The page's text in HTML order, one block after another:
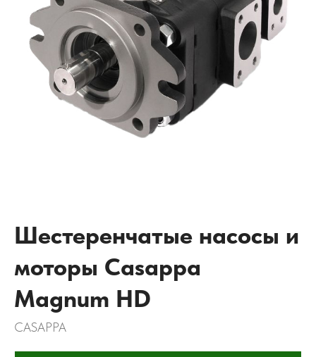
Шестеренчатые насосы и
моторы Casappa
Magnum HD
CASAPPA